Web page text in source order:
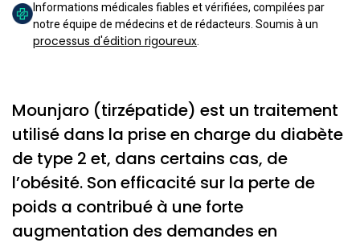
Informations médicales fiables et vérifiées, compilées par
notre équipe de médecins et de rédacteurs. Soumis à un
processus d'édition rigoureux.
Mounjaro (tirzépatide) est un traitement
utilisé dans la prise en charge du diabète
de type 2 et, dans certains cas, de
l’obésité. Son efficacité sur la perte de
poids a contribué à une forte
augmentation des demandes en